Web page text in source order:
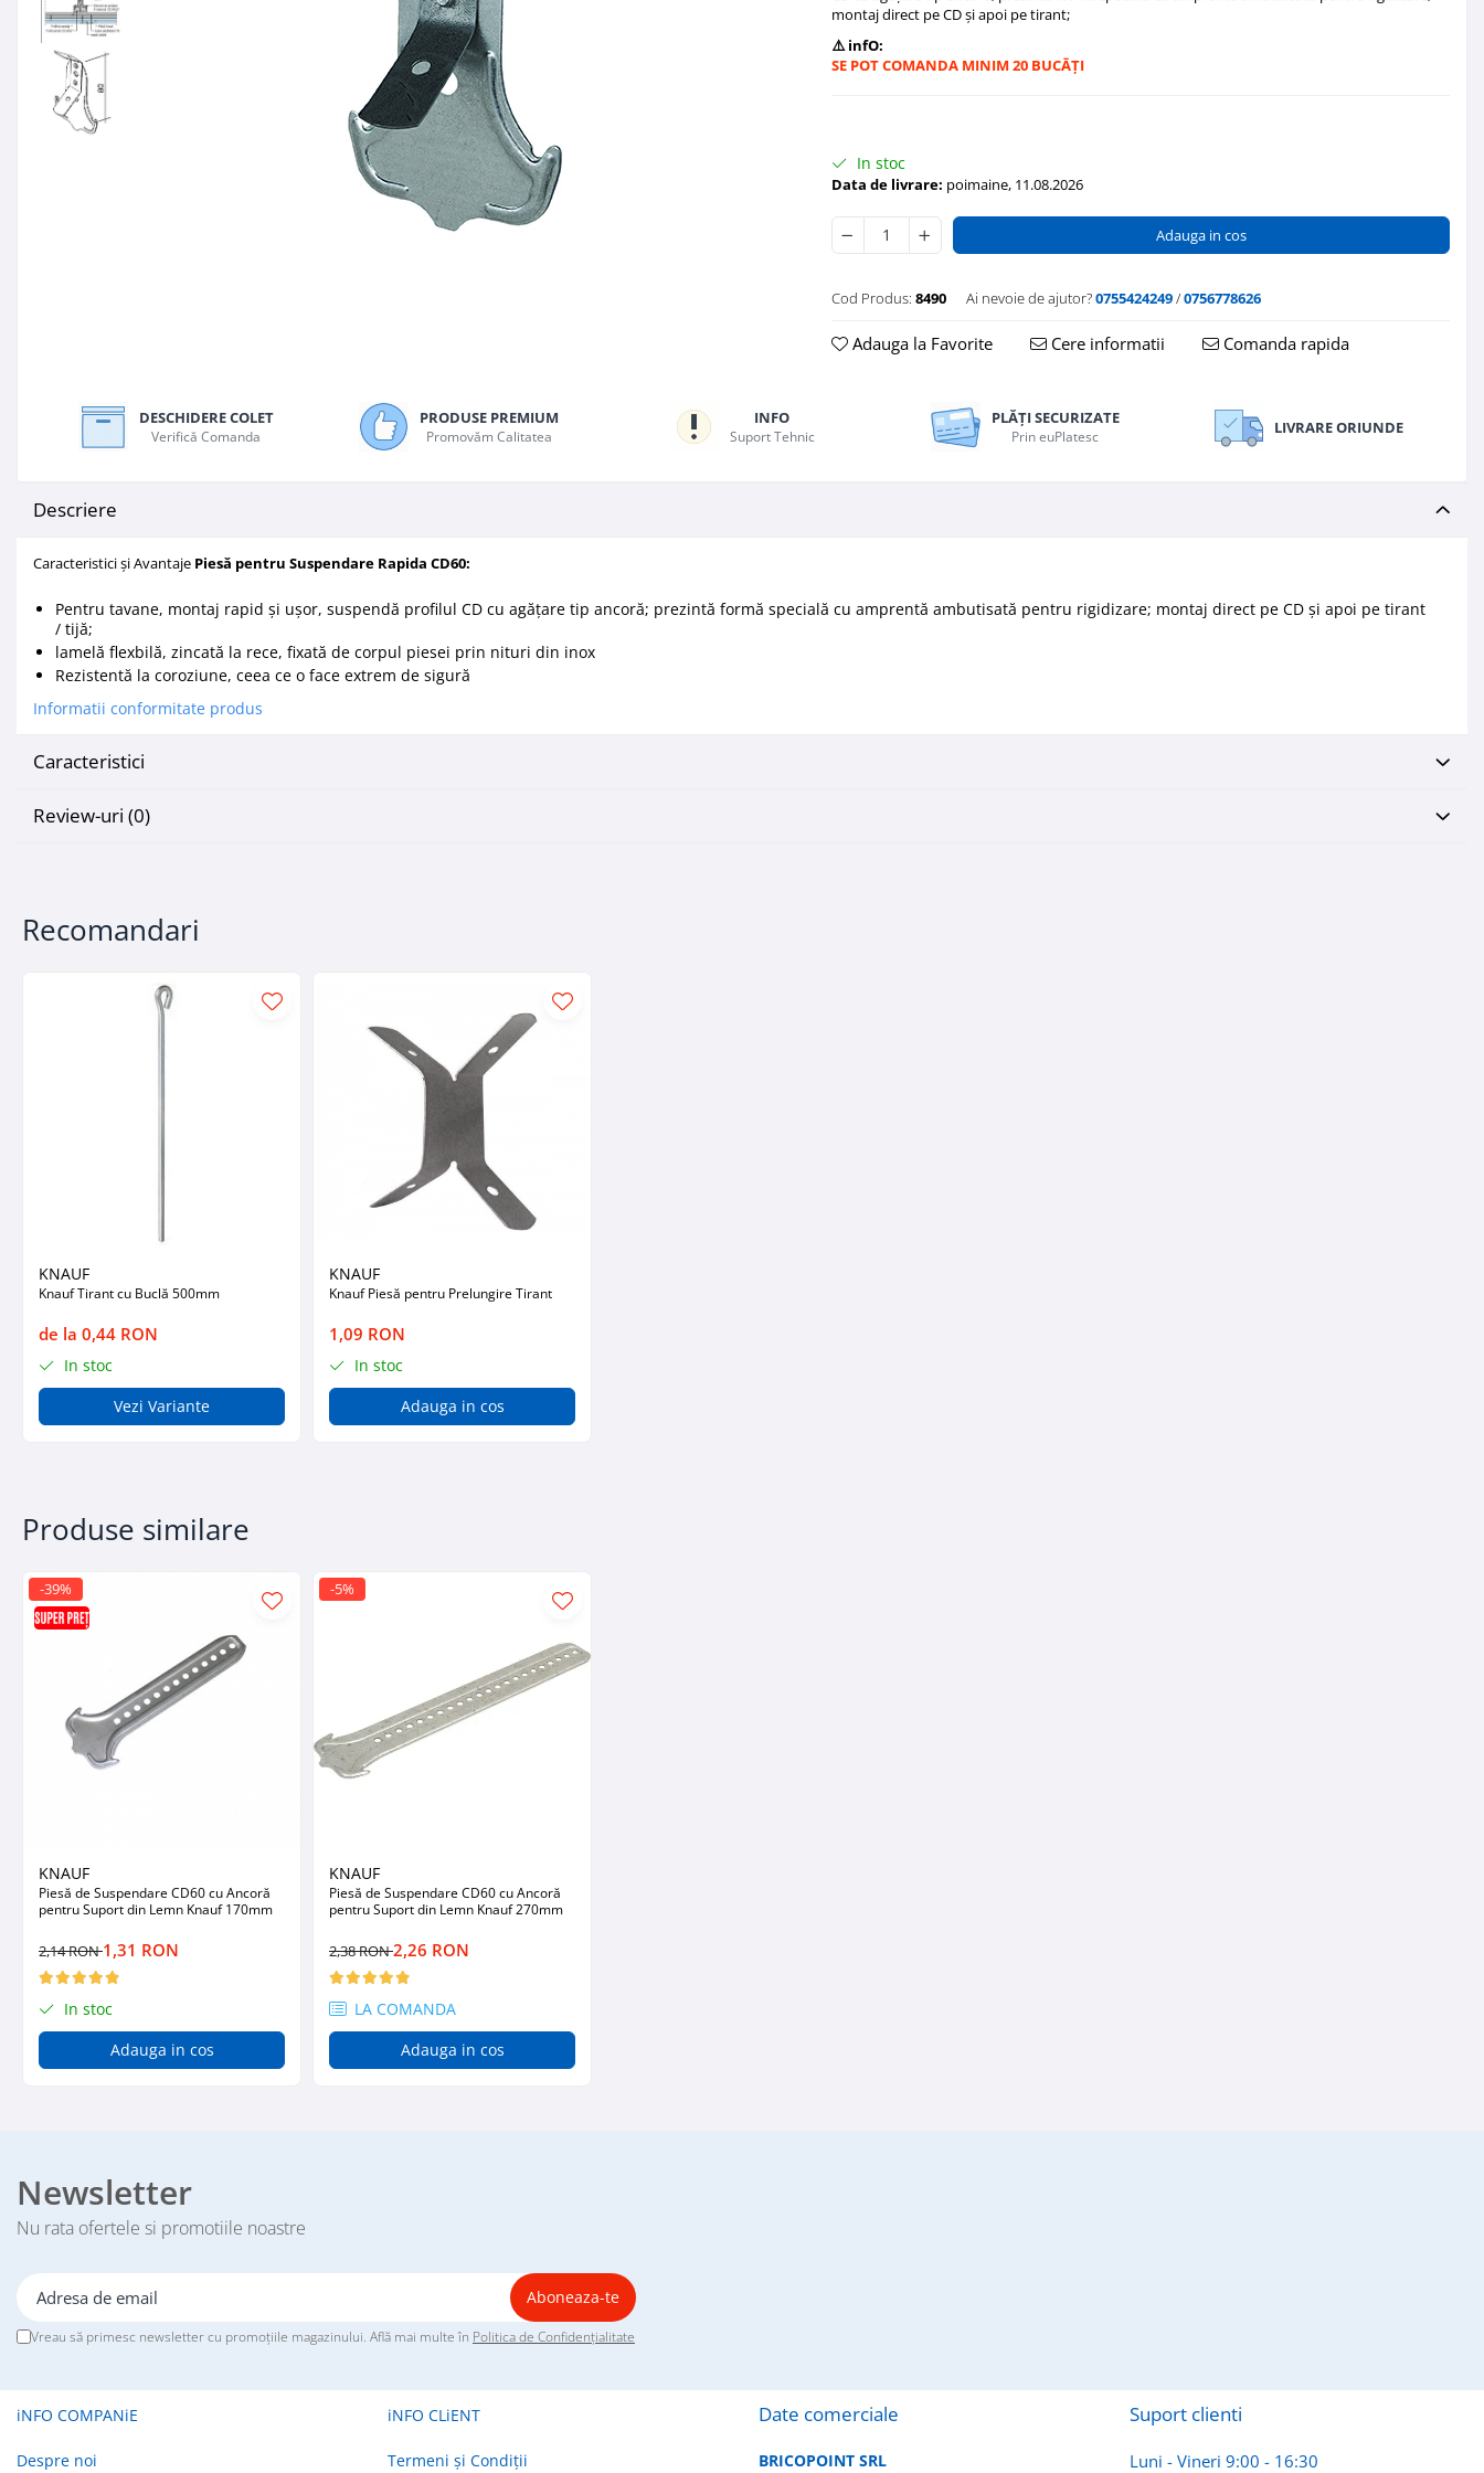
Plasă Termoizolație
Plasă Tencuieli și Șape
Alte Plase
Doze și Platforme
Accesorii Finisaje
Mascare
Gips Carton
Șuruburi Gips Carton
Piese pentru CD si UA
Benzi Gips Carton
Ipsos îmbinare Gips Carton
Acoperiri Elastice, Textile și din
Produse pentru Curățare
Placări Ceramice și din Piatră
Etanșanți Elastici și Adezivi
Etanșanți
Benzi de Etanșare
Hidroizolații Bituminoase
Tencuieli și Betoane
Amorse Tencuieli
Pardoseli și Nivelare Suport
Nivelare Grosieră
Nivelare în Strat Subțire
Rașini Reparații Fisuri Șapă
Aditivi pentru Șape
Profile Tencuieli și Glet
Profile Glet
Profile Tencuieli
Profile Betoane
Reparare Beton, Subturnări și
Ancorări
Mortare Speciale
Ancadramente Uși și Ferestre
Solbancuri / Pervaze
Brâuri Decorative
Scafe pentru Led
Cornișe
Accesorii Montaj
Glafuri
montaj direct pe CD și apoi pe tirant;
⚠️ infO:
SE POT COMANDA MINIM 20 BUCĀȚI
In stoc
Data de livrare: poimaine, 11.08.2026
Adauga in cos
Cod Produs: 8490 Ai nevoie de ajutor?0755424249/0756778626
Adauga la Favorite Cere informatii Comanda rapida
DESCHIDERE COLET
Verifică Comanda
PRODUSE PREMIUM
Promovăm Calitatea
INFO
Suport Tehnic
PLĂȚI SECURIZATE
Prin euPlatesc LIVRARE ORIUNDE
Descriere
Caracteristici și Avantaje Piesă pentru Suspendare Rapida CD60:
Pentru tavane, montaj rapid şi uşor, suspendă profilul CD cu agăţare tip ancoră; prezintă formă specială cu amprentă ambutisată pentru rigidizare; montaj direct pe CD și apoi pe tirant
/ tijă;
lamelă flexbilă, zincată la rece, fixată de corpul piesei prin nituri din inox
Rezistentă la coroziune, ceea ce o face extrem de sigură
Informatii conformitate produs
Caracteristici
Review-uri (0)
Recomandari
KNAUF
Knauf Tirant cu Buclă 500mm
de la 0,44 RON
In stoc
Vezi Variante
KNAUF
Knauf Piesă pentru Prelungire Tirant
1,09 RON
In stoc
Adauga in cos
Produse similare
-39%
KNAUF
Piesă de Suspendare CD60 cu Ancoră
pentru Suport din Lemn Knauf 170mm
2,14 RON1,31 RON
In stoc
Adauga in cos
-5%
KNAUF
Piesă de Suspendare CD60 cu Ancoră
pentru Suport din Lemn Knauf 270mm
2,38 RON2,26 RON
LA COMANDA
Adauga in cos
Newsletter
Nu rata ofertele si promotiile noastre
Vreau să primesc newsletter cu promoțiile magazinului. Află mai multe în Politica de Confidențialitate
iNFO COMPANiE
Despre noi
iNFO CLiENT
Termeni și Condiții
Date comerciale
BRICOPOINT SRL
Suport clienti
Luni - Vineri 9:00 - 16:30